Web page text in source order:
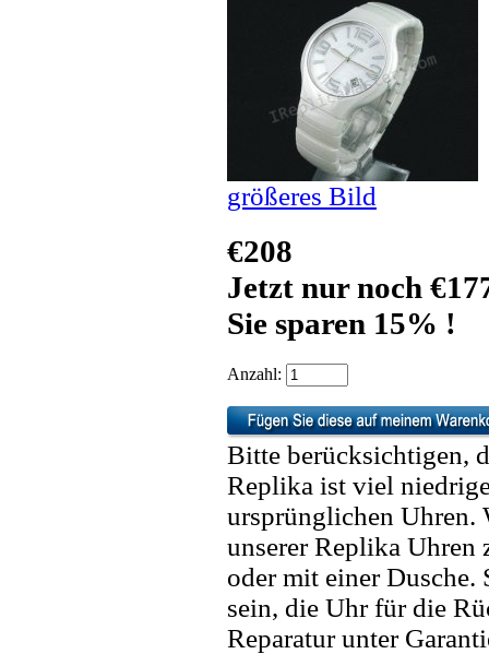
größeres Bild
€208
Jetzt nur noch
Sie sparen 15% !
Anzahl:
Bitte berücksichtigen,
Replika ist viel
ursprünglichen Uhren.
unserer Replika Uhren
oder mit einer
sein, die Uhr für die
Reparatur unter